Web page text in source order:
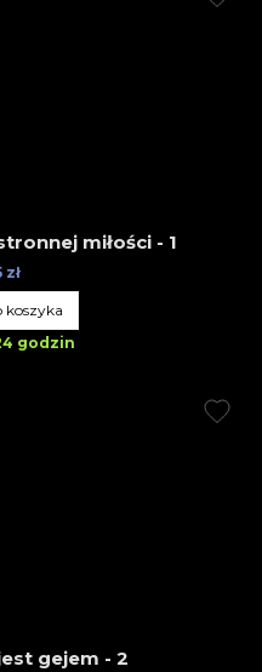
miłości - 1
zł
koszyka
godzin
gejem - 2